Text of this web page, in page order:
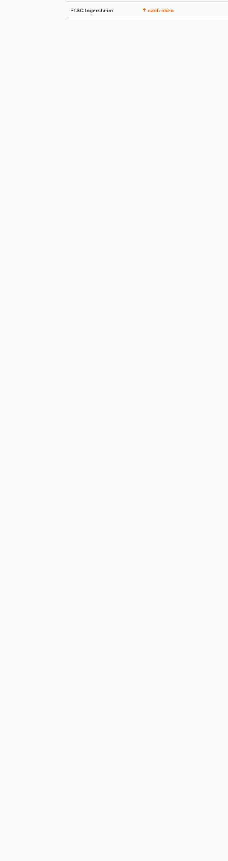
© SC Ingersheim nach oben